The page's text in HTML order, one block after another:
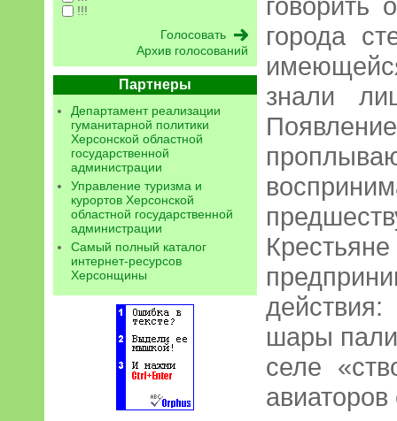
!!!
Архив голосований
Партнеры
Департамент реализации
гуманитарной политики
Херсонской областной
государственной
администрации
Управление туризма и
курортов Херсонской
областной государственной
администрации
Самый полный каталог
интернет-ресурсов
Херсонщины
города
знали
шары
селе